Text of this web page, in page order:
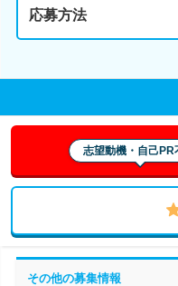
応募方法
志望動機・自己PR
その他の募集情報